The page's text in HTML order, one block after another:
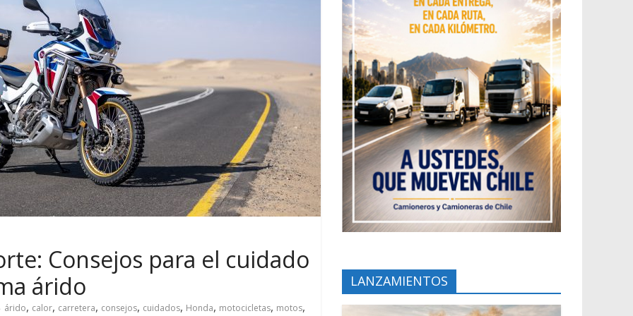
Consejos para el cuidado
árido
árido, calor, carretera, consejos, cuidados, Honda, motocicletas, motos,
LANZAMIENTOS